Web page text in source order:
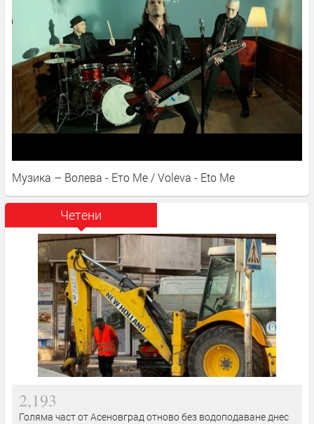
Музика – Волева - Ето Ме / Voleva - Eto Me
Четени
2,193
Голяма част от Асеновград отново без водоподаване днес